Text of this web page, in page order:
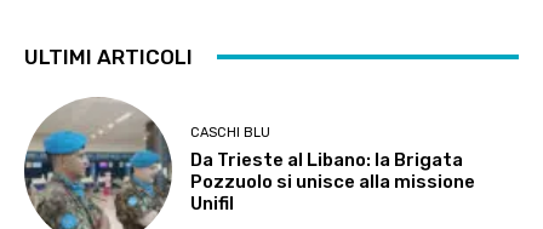
ULTIMI ARTICOLI
CASCHI BLU
Da Trieste al Libano: la Brigata
Pozzuolo si unisce alla missione
Unifil